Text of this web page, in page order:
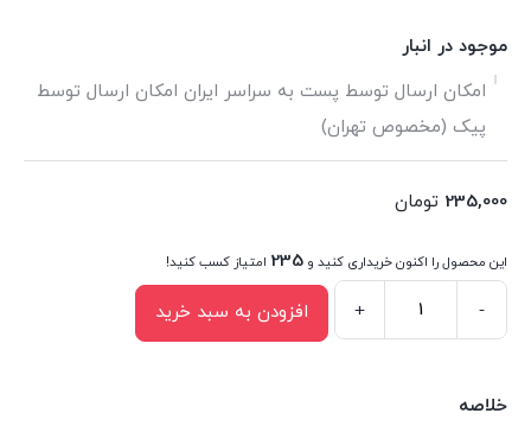
موجود در انبار
امکان ارسال توسط پست به سراسر ایران امکان ارسال توسط
پیک (مخصوص تهران)
235,000 تومان
این محصول را اکنون خریداری کنید و 235 امتیاز کسب کنید!
از
-
+ افزودن به سبد خرید
خلاصه